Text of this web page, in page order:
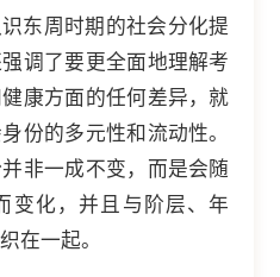
东周时期的社会分化提
调了要更全面地理解考
康方面的任何差异，就
份的多元性和流动性。
非一成不变，而是会随
变化，并且与阶层、年
在一起。